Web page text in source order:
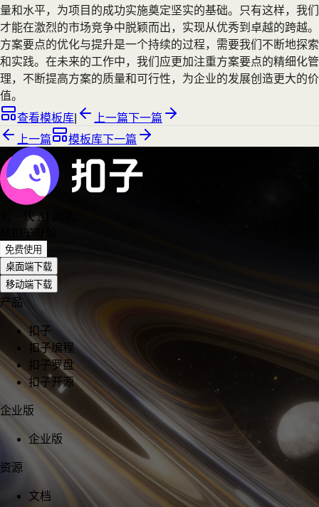
量和水平，为项目的成功实施奠定坚实的基础。只有这样，我们
才能在激烈的市场竞争中脱颖而出，实现从优秀到卓越的跨越。
方案要点的优化与提升是一个持续的过程，需要我们不断地探索
和实践。在未来的工作中，我们应更加注重方案要点的精细化管
理，不断提高方案的质量和可行性，为企业的发展创造更大的价
值。
查看模板库
上一篇下一篇
上一篇
模板库下一篇
新一代 AI 团队
从扣子开始
免费使用
桌面端下载
移动端下载
产品
扣子
扣子编程
扣子罗盘
扣子开源
企业版
企业版
资源
文档